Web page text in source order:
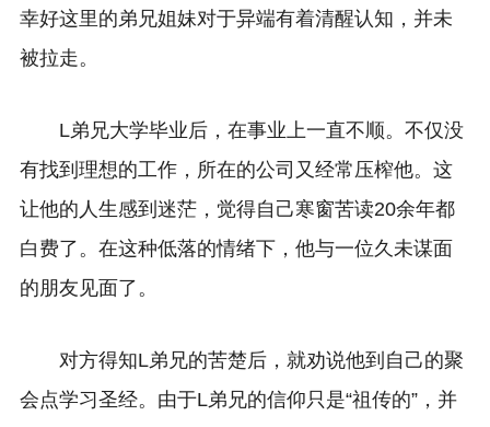
幸好这里的弟兄姐妹对于异端有着清醒认知，并未
被拉走。
L弟兄大学毕业后，在事业上一直不顺。不仅没
有找到理想的工作，所在的公司又经常压榨他。这
让他的人生感到迷茫，觉得自己寒窗苦读20余年都
白费了。在这种低落的情绪下，他与一位久未谋面
的朋友见面了。
对方得知L弟兄的苦楚后，就劝说他到自己的聚
会点学习圣经。由于L弟兄的信仰只是“祖传的”，并